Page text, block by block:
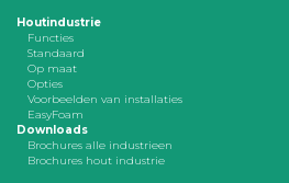
Houtindustrie
Functies
Standaard
Op maat
Opties
Voorbeelden van installaties
EasyFoam
Downloads
Brochures alle industrieen
Brochures hout industrie